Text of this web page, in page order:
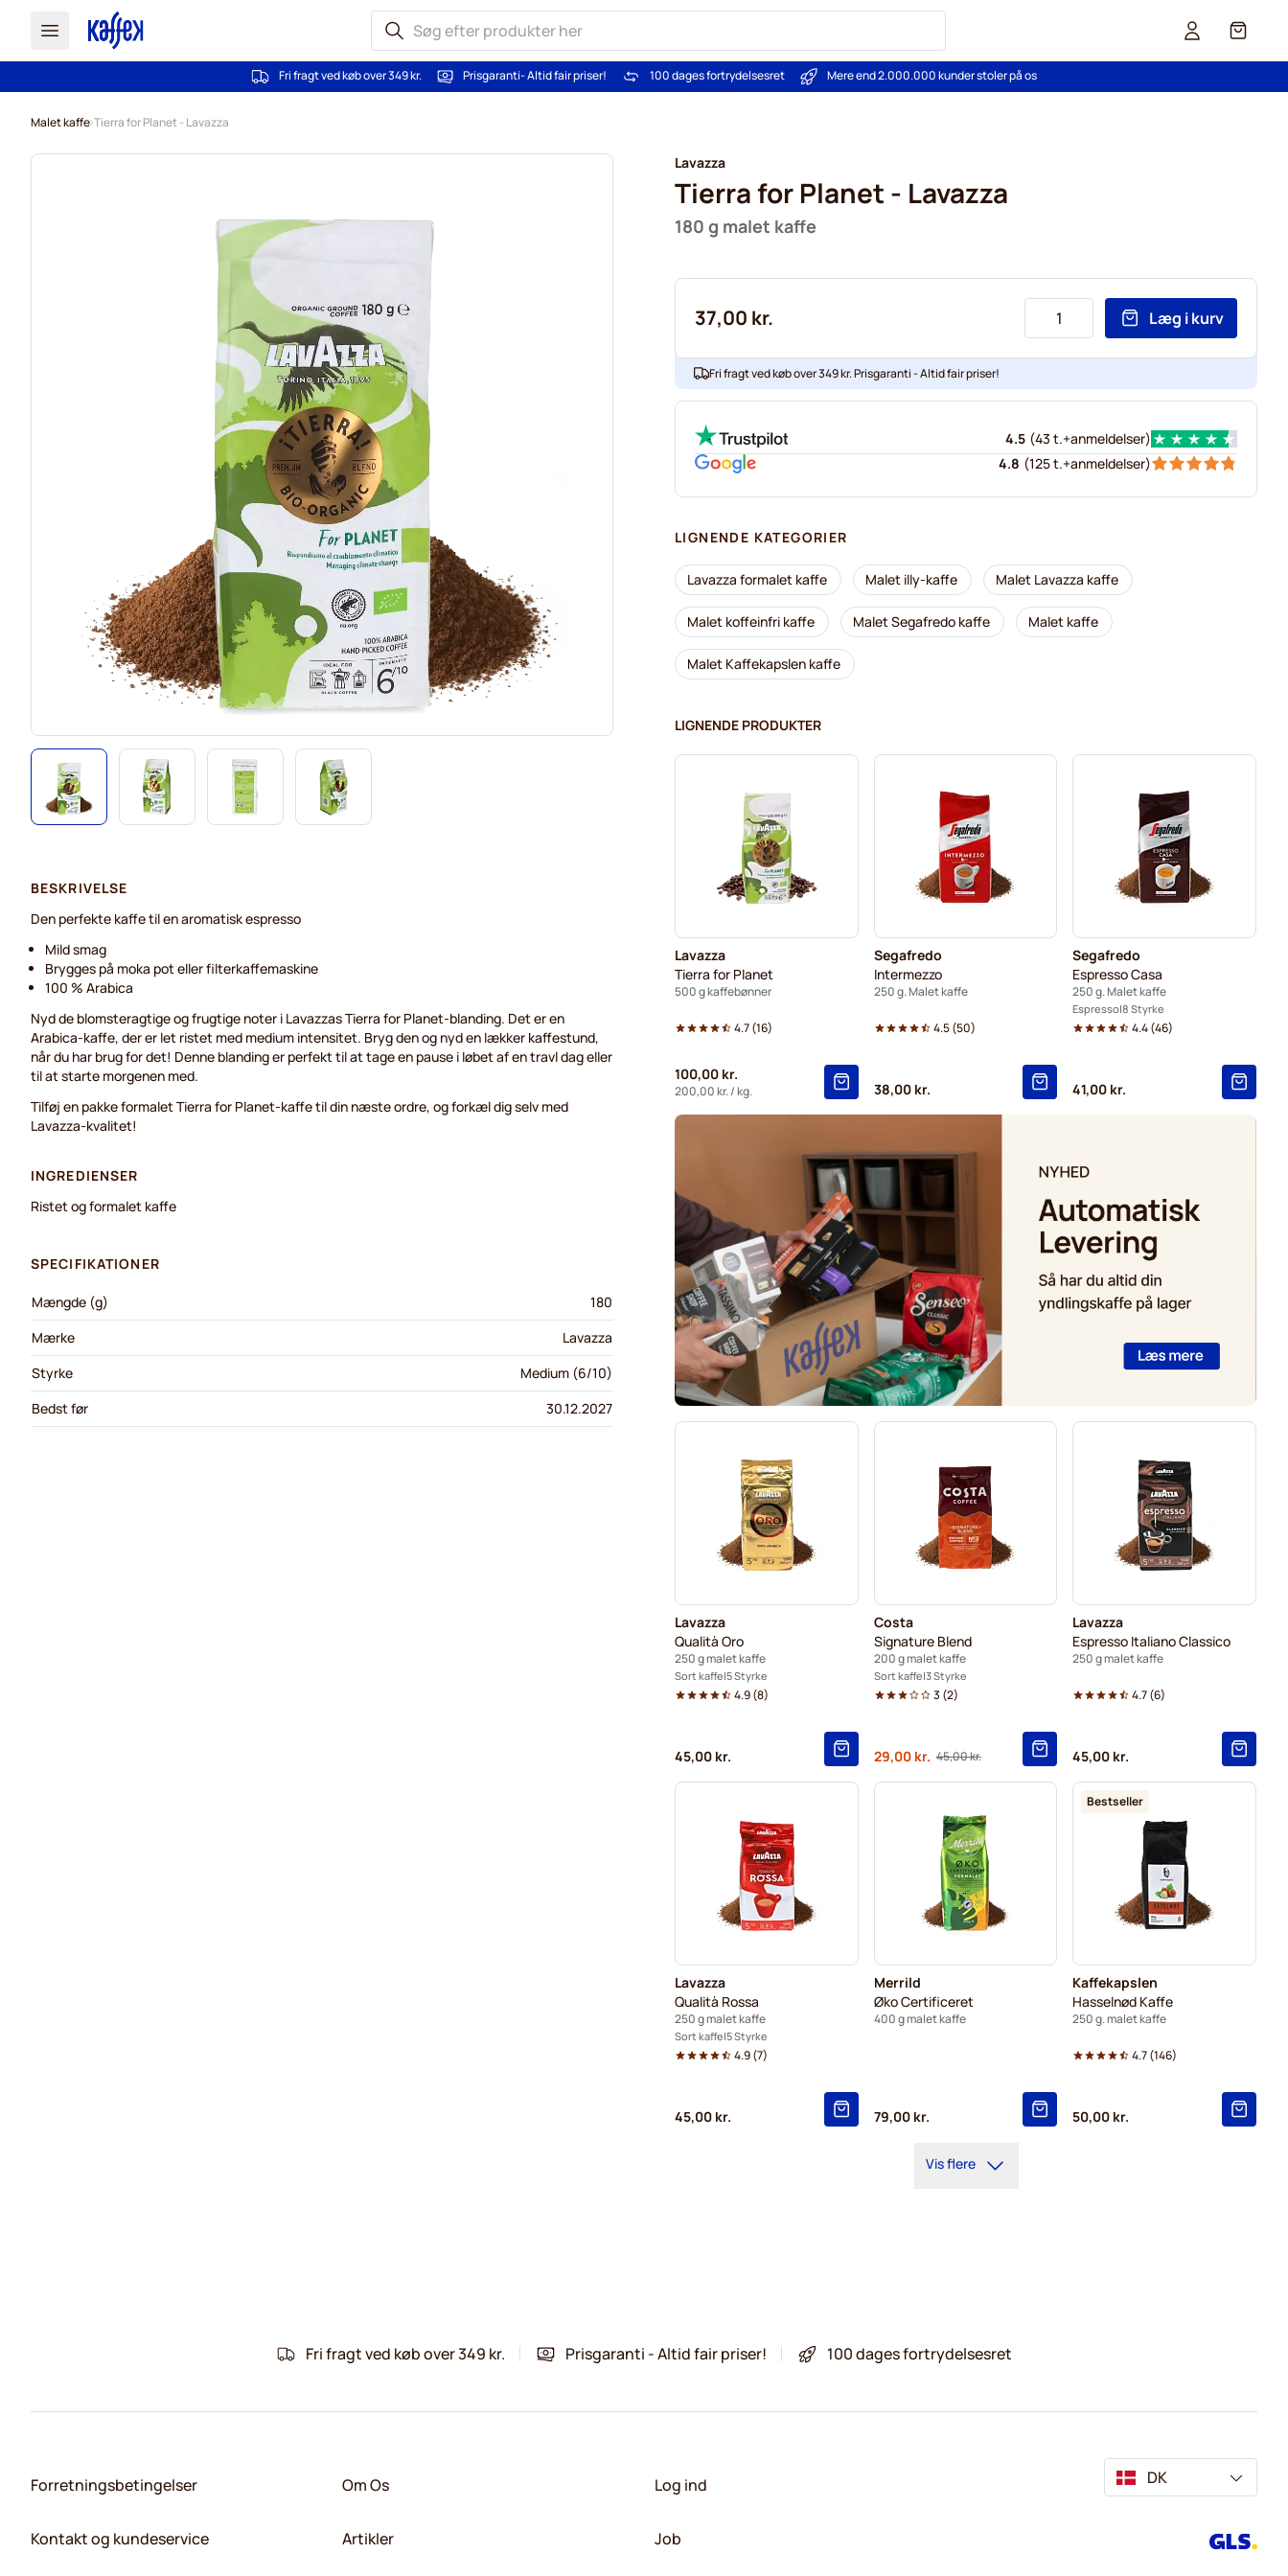
Cart
Fri fragt ved køb over 349 kr. Prisgaranti- Altid fair priser! 100 dages fortrydelsesret Mere end 2.000.000 kunder stoler på os
Malet kaffe Tierra for Planet - Lavazza
Lavazza
Tierra for Planet - Lavazza
180 g malet kaffe
37,00 kr. Læg i kurv
Fri fragt ved køb over 349 kr. Prisgaranti - Altid fair priser!
4.5 (43 t.+anmeldelser)
4.8 (125 t.+anmeldelser)
LIGNENDE KATEGORIER
Lavazza formalet kaffe Malet illy-kaffe Malet Lavazza kaffe
Malet koffeinfri kaffe Malet Segafredo kaffe Malet kaffe
Malet Kaffekapslen kaffe
LIGNENDE PRODUKTER
Lavazza
Tierra for Planet
500 g kaffebønner
4.7(16)
100,00 kr.
200,00 kr./ kg.
Segafredo
Intermezzo
250 g. Malet kaffe
4.5(50)
38,00 kr.
Segafredo
Espresso Casa
250 g. Malet kaffe
Espresso 8 Styrke
4.4(46)
41,00 kr.
Lavazza
Qualità Oro
250 g malet kaffe
Sort kaffe 5 Styrke
4.9(8)
45,00 kr.
Costa
Signature Blend
200 g malet kaffe
Sort kaffe 3 Styrke
3 (2)
Normalpris
45,00 kr.
Fra
29,00 kr.
Lavazza
Espresso Italiano Classico
250 g malet kaffe
4.7(6)
45,00 kr.
Lavazza
Qualità Rossa
250 g malet kaffe
Sort kaffe 5 Styrke
4.9(7)
45,00 kr.
Merrild
Øko Certificeret
400 g malet kaffe
79,00 kr.
Bestseller
Kaffekapslen
Hasselnød Kaffe
250 g. malet kaffe
4.7(146)
50,00 kr.
Vis flere
BESKRIVELSE
Den perfekte kaffe til en aromatisk espresso
Mild smag
Brygges på moka pot eller filterkaffemaskine
100 % Arabica
Nyd de blomsteragtige og frugtige noter i Lavazzas Tierra for Planet-blanding. Det er en
Arabica-kaffe, der er let ristet med medium intensitet. Bryg den og nyd en lækker kaffestund,
når du har brug for det! Denne blanding er perfekt til at tage en pause i løbet af en travl dag eller
til at starte morgenen med.
Tilføj en pakke formalet Tierra for Planet-kaffe til din næste ordre, og forkæl dig selv med
Lavazza-kvalitet!
INGREDIENSER
Ristet og formalet kaffe
SPECIFIKATIONER
Mængde (g)
180
Mærke
Lavazza
Styrke
Medium (6/10)
Bedst før
30.12.2027
Fri fragt ved køb over 349 kr. Prisgaranti - Altid fair priser! 100 dages fortrydelsesret
Forretningsbetingelser
Kontakt og kundeservice
Om Os
Artikler
Log ind
Job
DK